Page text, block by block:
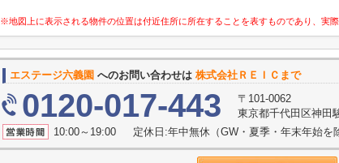
※地図上に表示される物件の位置は付近住所に所在することを表すものであり、実
エステージ六義園 へのお問い合わせは 株式会社ＲＥＩＣまで
0120-017-443
〒101-0062
東京都千代田区神田
10:00～19:00 定休日:年中無休（GW・夏季・年末年始を